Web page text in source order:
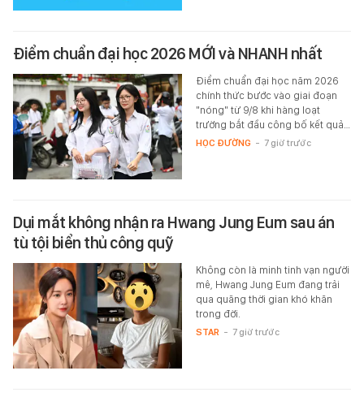
Điểm chuẩn đại học 2026 MỚI và NHANH nhất
Điểm chuẩn đại học năm 2026
chính thức bước vào giai đoạn
"nóng" từ 9/8 khi hàng loạt
trường bắt đầu công bố kết quả…
HỌC ĐƯỜNG - 7 giờ trước
Dụi mắt không nhận ra Hwang Jung Eum sau án
tù tội biển thủ công quỹ
Không còn là minh tinh vạn người
mê, Hwang Jung Eum đang trải
qua quãng thời gian khó khăn
trong đời.
STAR - 7 giờ trước